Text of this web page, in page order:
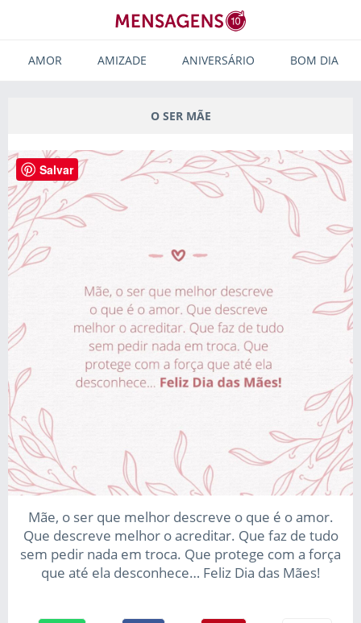
AMOR AMIZADE ANIVERSÁRIO BOM DIA
O SER MÃE
Mãe, o ser que melhor descreve o que é o amor.
Que descreve melhor o acreditar. Que faz de tudo
sem pedir nada em troca. Que protege com a força
que até ela desconhece… Feliz Dia das Mães!
Salvar